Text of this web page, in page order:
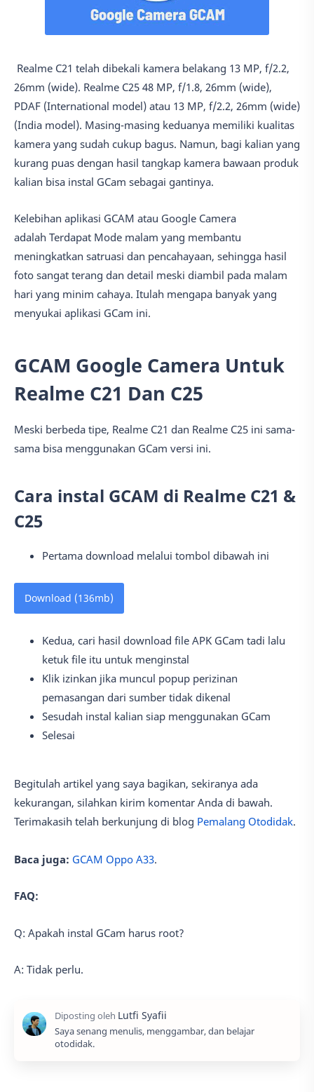
Realme C21 telah dibekali kamera belakang 13 MP, f/2.2,
26mm (wide). Realme C25 48 MP, f/1.8, 26mm (wide),
PDAF (International model) atau 13 MP, f/2.2, 26mm (wide)
(India model). Masing-masing keduanya memiliki kualitas
kamera yang sudah cukup bagus. Namun, bagi kalian yang
kurang puas dengan hasil tangkap kamera bawaan produk
kalian bisa instal GCam sebagai gantinya.
Kelebihan aplikasi GCAM atau Google Camera
adalah Terdapat Mode malam yang membantu
meningkatkan satruasi dan pencahayaan, sehingga hasil
foto sangat terang dan detail meski diambil pada malam
hari yang minim cahaya. Itulah mengapa banyak yang
menyukai aplikasi GCam ini.
GCAM Google Camera Untuk
Realme C21 Dan C25
Meski berbeda tipe, Realme C21 dan Realme C25 ini sama-
sama bisa menggunakan GCam versi ini.
Cara instal GCAM di Realme C21 &
C25
Pertama download melalui tombol dibawah ini
Download (136mb)
Kedua, cari hasil download file APK GCam tadi lalu
ketuk file itu untuk menginstal
Klik izinkan jika muncul popup perizinan
pemasangan dari sumber tidak dikenal
Sesudah instal kalian siap menggunakan GCam
Selesai
Begitulah artikel yang saya bagikan, sekiranya ada
kekurangan, silahkan kirim komentar Anda di bawah.
Terimakasih telah berkunjung di blog Pemalang Otodidak.
Baca juga: GCAM Oppo A33.
FAQ:
Q: Apakah instal GCam harus root?
A: Tidak perlu.
Saya senang menulis, menggambar, dan belajar
otodidak.